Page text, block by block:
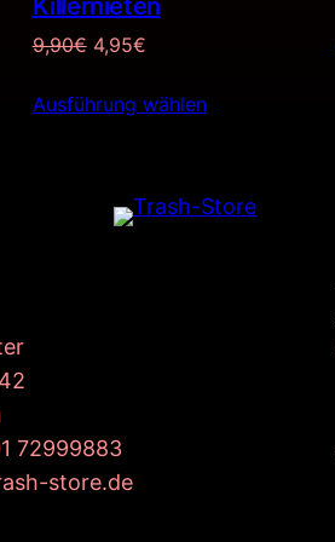
Killernieten
9,90€ Ursprünglicher
war:
4,95€Aktueller
ist:
Ausführung wählen
72999883
store.de